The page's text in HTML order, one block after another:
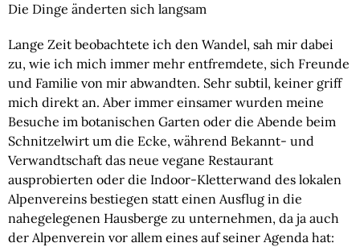
Die Dinge änderten sich langsam
Lange Zeit beobachtete ich den Wandel, sah mir dabei
zu, wie ich mich immer mehr entfremdete, sich Freunde
und Familie von mir abwandten. Sehr subtil, keiner griff
mich direkt an. Aber immer einsamer wurden meine
Besuche im botanischen Garten oder die Abende beim
Schnitzelwirt um die Ecke, während Bekannt- und
Verwandtschaft das neue vegane Restaurant
ausprobierten oder die Indoor-Kletterwand des lokalen
Alpenvereins bestiegen statt einen Ausflug in die
nahegelegenen Hausberge zu unternehmen, da ja auch
der Alpenverein vor allem eines auf seiner Agenda hat: